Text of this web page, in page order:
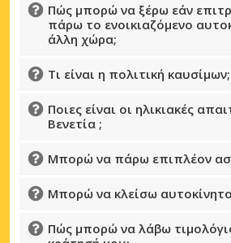
Πώς μπορώ να ξέρω εάν
πάρω το ενοικιαζόμενο
άλλη χώρα;
Τι είναι η πολιτική καυσίμων;
Ποιες είναι οι ηλικιακές
Βενετία ;
Μπορώ να πάρω επιπλέον
Μπορώ να κλείσω
Πώς μπορώ να λάβω